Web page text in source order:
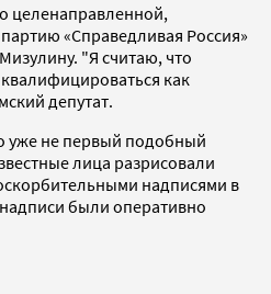
целенаправленной,
«Справедливая Россия»
"Я считаю, что
как
депутат.
уже не первый подобный
лица разрисовали
надписями в
были оперативно